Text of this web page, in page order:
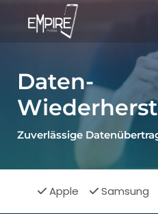
Daten-
Zuverlässige
 Apple  Samsung